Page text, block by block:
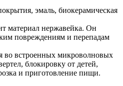
эмаль, биокерамическая
материал нержавейка. Он
повреждениям и перепадам
во встроенных микроволновых
блокировку от детей,
и приготовление пищи.